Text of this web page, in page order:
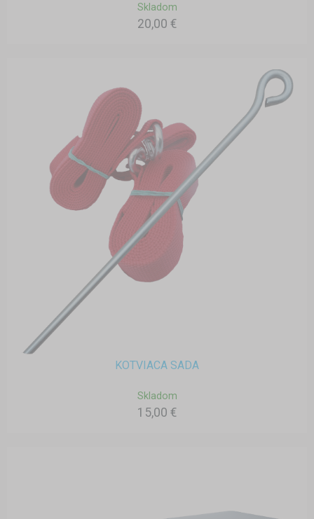
Skladom
20,00 €
KOTVIACA SADA
Skladom
15,00 €